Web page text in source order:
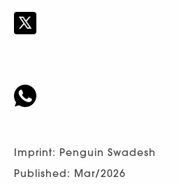
Imprint: Penguin Swadesh
Published: Mar/2026